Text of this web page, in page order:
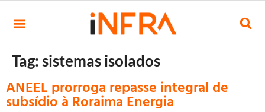
Tag:sistemas isolados
ANEEL prorroga repasse integral de
subsídio à Roraima Energia